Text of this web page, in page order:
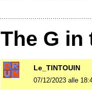
The G in
Le_TINTOUIN
07/12/2023 alle